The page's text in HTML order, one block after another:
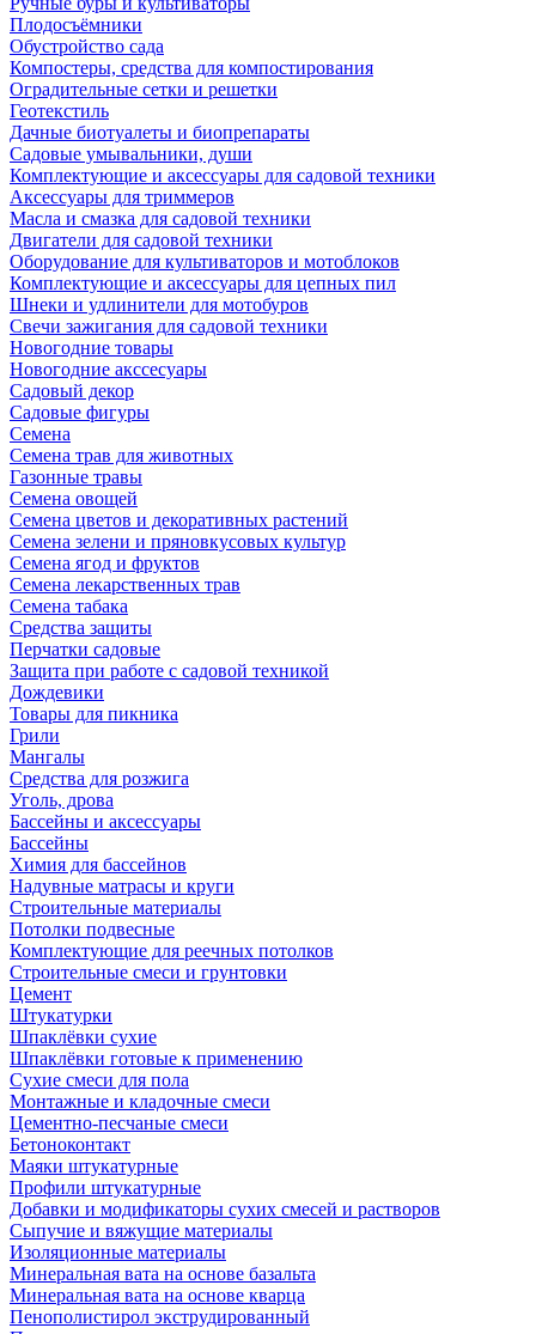
Плодосъёмники
Обустройство сада
Компостеры, средства для компостирования
Оградительные сетки и решетки
Геотекстиль
Дачные биотуалеты и биопрепараты
Садовые умывальники, души
Комплектующие и аксессуары для садовой техники
Аксессуары для триммеров
Масла и смазка для садовой техники
Двигатели для садовой техники
Оборудование для культиваторов и мотоблоков
Комплектующие и аксессуары для цепных пил
Шнеки и удлинители для мотобуров
Свечи зажигания для садовой техники
Новогодние товары
Новогодние акссесуары
Садовый декор
Садовые фигуры
Семена
Семена трав для животных
Газонные травы
Семена овощей
Семена цветов и декоративных растений
Семена зелени и пряновкусовых культур
Семена ягод и фруктов
Семена лекарственных трав
Семена табака
Средства защиты
Перчатки садовые
Защита при работе с садовой техникой
Дождевики
Товары для пикника
Грили
Мангалы
Средства для розжига
Уголь, дрова
Бассейны и аксессуары
Бассейны
Химия для бассейнов
Надувные матрасы и круги
Строительные материалы
Потолки подвесные
Комплектующие для реечных потолков
Строительные смеси и грунтовки
Цемент
Штукатурки
Шпаклёвки сухие
Шпаклёвки готовые к применению
Сухие смеси для пола
Монтажные и кладочные смеси
Цементно-песчаные смеси
Бетоноконтакт
Маяки штукатурные
Профили штукатурные
Добавки и модификаторы сухих смесей и растворов
Сыпучие и вяжущие материалы
Изоляционные материалы
Минеральная вата на основе базальта
Минеральная вата на основе кварца
Пенополистирол экструдированный